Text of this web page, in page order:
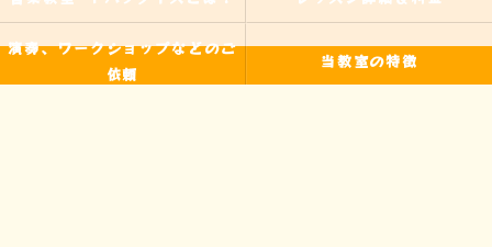
演奏、ワークショップなどのご
依頼
当教室の特徴